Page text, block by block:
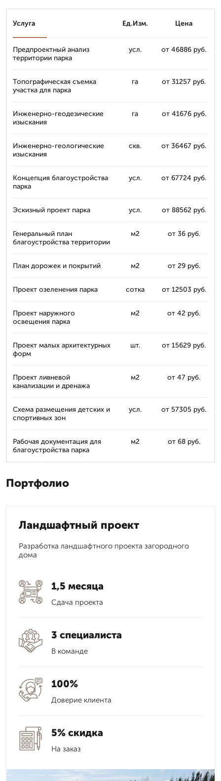
Услуга Ед.Изм. Цена
Предпроектный анализ
территории парка
усл. от 46886 руб.
Топографическая съемка
участка для парка
га от 31257 руб.
Инженерно-геодезические
изыскания
га от 41676 руб.
Инженерно-геологические
изыскания
скв. от 36467 руб.
Концепция благоустройства
парка
усл. от 67724 руб.
Эскизный проект парка усл. от 88562 руб.
Генеральный план
благоустройства территории
м2 от 36 руб.
План дорожек и покрытий м2 от 29 руб.
Проект озеленения парка сотка от 12503 руб.
Проект наружного
освещения парка
м2 от 42 руб.
Проект малых архитектурных
форм
шт. от 15629 руб.
Проект ливневой
канализации и дренажа
м2 от 47 руб.
Схема размещения детских и
спортивных зон
усл. от 57305 руб.
Рабочая документация для
благоустройства парка
м2 от 68 руб.
Портфолио
Ландшафтный проект
Разработка ландшафтного проекта загородного
дома
1,5 месяца
Сдача проекта
3 специалиста
В команде
100%
Доверие клиента
5% скидка
На заказ